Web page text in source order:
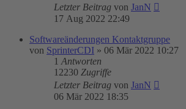
Letzter Beitrag von JanN
17 Aug 2022 22:49
Softwareänderungen Kontaktgruppe
von SprinterCDI » 06 Mär 2022 10:27
1 Antworten
12230 Zugriffe
Letzter Beitrag von JanN
06 Mär 2022 18:35